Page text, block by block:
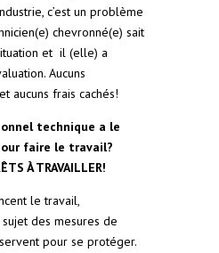
c’est un problème
chevronné(e) sait
et il (elle) a
Aucuns
aucuns frais cachés!
technique a le
faire le travail?
À TRAVAILLER!
le travail,
des mesures de
pour se protéger.